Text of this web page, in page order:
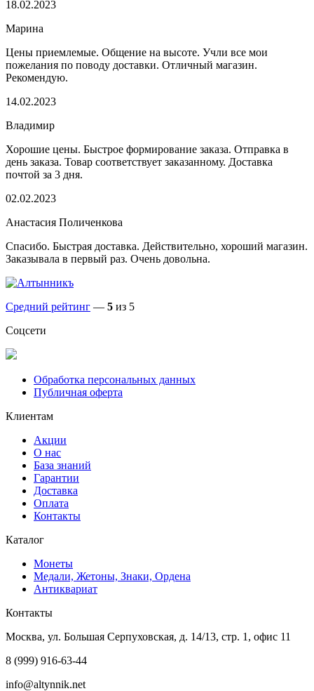
18.02.2023
Марина
Цены приемлемые. Общение на высоте. Учли все мои
пожелания по поводу доставки. Отличный магазин.
Рекомендую.
14.02.2023
Владимир
Хорошие цены. Быстрое формирование заказа. Отправка в
день заказа. Товар соответствует заказанному. Доставка
почтой за 3 дня.
02.02.2023
Анастасия Поличенкова
Спасибо. Быстрая доставка. Действительно, хороший магазин.
Заказывала в первый раз. Очень довольна.
Средний рейтинг — 5 из 5
Соцсети
Обработка персональных данных
Публичная оферта
Клиентам
Акции
О нас
База знаний
Гарантии
Доставка
Оплата
Контакты
Каталог
Монеты
Медали, Жетоны, Знаки, Ордена
Антиквариат
Контакты
Москва, ул. Большая Серпуховская, д. 14/13, стр. 1, офис 11
8 (999) 916-63-44
info@altynnik.net